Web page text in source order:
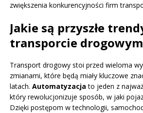
zwiększenia konkurencyjności firm
Jakie są przyszłe
transporcie
Transport drogowy stoi przed wieloma
zmianami, które będą miały kluczowe
latach. Automatyzacja to jeden z
który rewolucjonizuje sposób, w jaki
Dzięki postępom w technologii,